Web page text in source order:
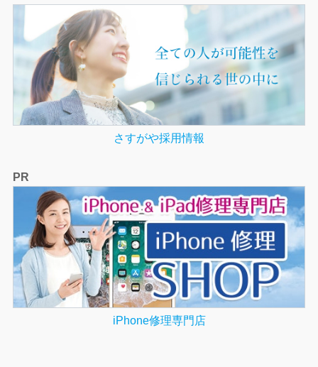
さすがや採用情報
PR
iPhone修理専門店